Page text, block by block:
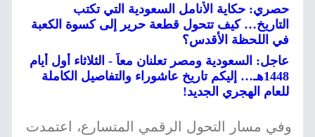
حصري: حكاية الأنامل السعودية التي تكتب
التاريخ… كيف تتحول قطعة حرير إلى كسوة الكعبة
في اللحظة الأقدس؟
عاجل: السعودية ومصر تعلنان معاً - الثلاثاء أول أيام
1448هـ… إليكم تاريخ عاشوراء والتفاصيل الكاملة
للعام الهجري الجديد!
وفي مسار التحول الرقمي المتسارع، اعتمدت